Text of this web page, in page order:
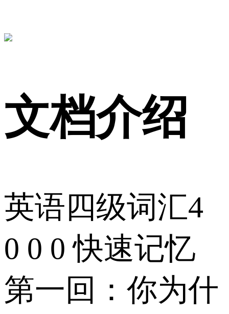
文档介绍
英语四级词汇4
0 0 0 快速记忆
第一回：你为什